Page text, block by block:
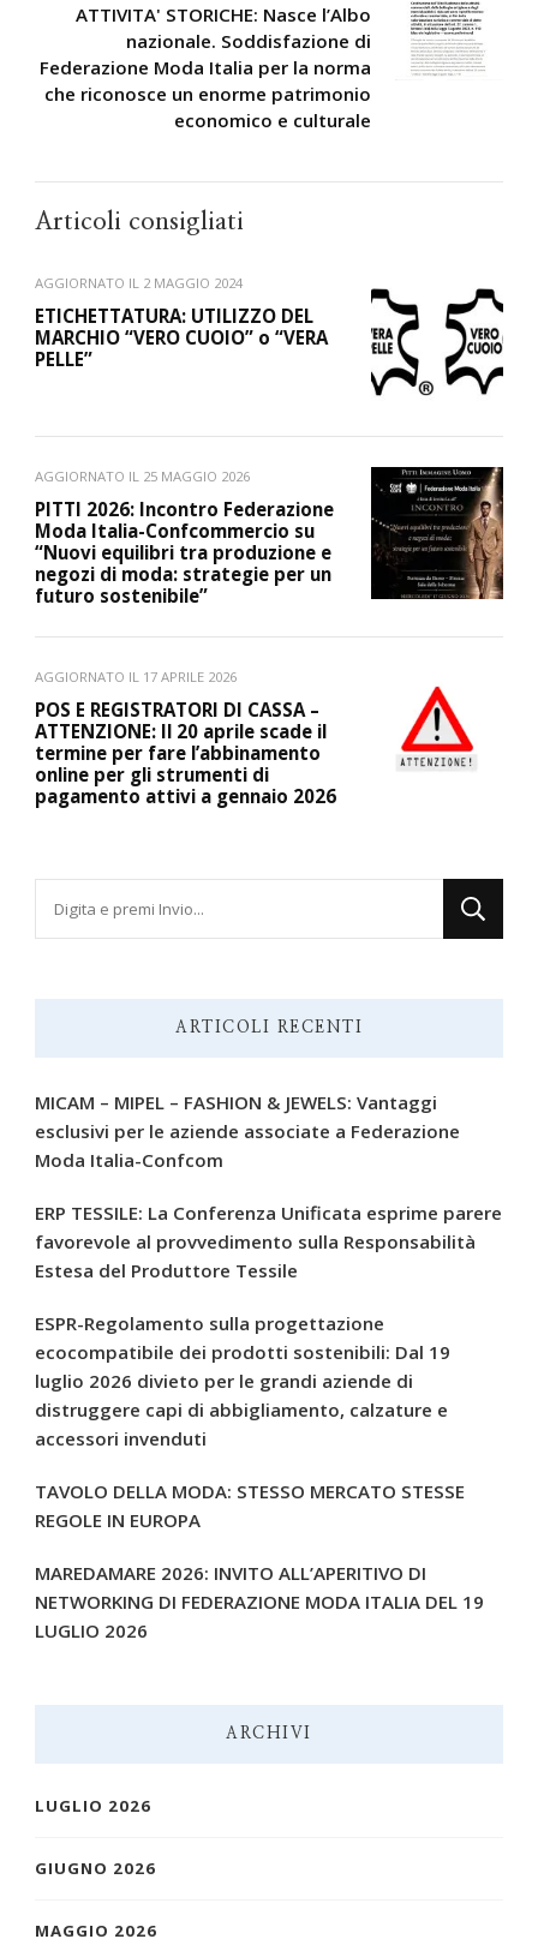
ATTIVITA' STORICHE: Nasce l’Albo
nazionale. Soddisfazione di
Federazione Moda Italia per la norma
che riconosce un enorme patrimonio
economico e culturale
Articoli consigliati
AGGIORNATO IL 2 MAGGIO 2024
ETICHETTATURA: UTILIZZO DEL
MARCHIO “VERO CUOIO” o “VERA
PELLE”
AGGIORNATO IL 25 MAGGIO 2026
PITTI 2026: Incontro Federazione
Moda Italia-Confcommercio su
“Nuovi equilibri tra produzione e
negozi di moda: strategie per un
futuro sostenibile”
AGGIORNATO IL 17 APRILE 2026
POS E REGISTRATORI DI CASSA –
ATTENZIONE: Il 20 aprile scade il
termine per fare l’abbinamento
online per gli strumenti di
pagamento attivi a gennaio 2026
ARTICOLI RECENTI
MICAM – MIPEL – FASHION & JEWELS: Vantaggi
esclusivi per le aziende associate a Federazione
Moda Italia-Confcom
ERP TESSILE: La Conferenza Unificata esprime parere
favorevole al provvedimento sulla Responsabilità
Estesa del Produttore Tessile
ESPR-Regolamento sulla progettazione
ecocompatibile dei prodotti sostenibili: Dal 19
luglio 2026 divieto per le grandi aziende di
distruggere capi di abbigliamento, calzature e
accessori invenduti
TAVOLO DELLA MODA: STESSO MERCATO STESSE
REGOLE IN EUROPA
MAREDAMARE 2026: INVITO ALL’APERITIVO DI
NETWORKING DI FEDERAZIONE MODA ITALIA DEL 19
LUGLIO 2026
ARCHIVI
LUGLIO 2026
GIUGNO 2026
MAGGIO 2026